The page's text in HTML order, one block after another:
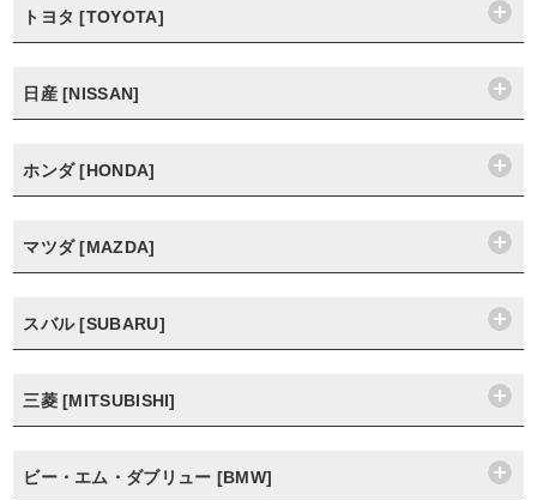
トヨタ [TOYOTA]
日産 [NISSAN]
ホンダ [HONDA]
マツダ [MAZDA]
スバル [SUBARU]
三菱 [MITSUBISHI]
ビー・エム・ダブリュー [BMW]